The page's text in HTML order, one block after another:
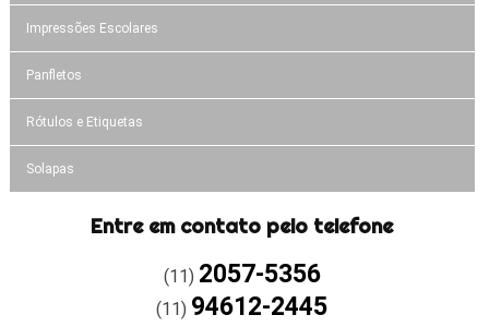
Impressões Escolares
Panfletos
Rótulos e Etiquetas
Solapas
Entre em contato pelo telefone
(11) 2057-5356
(11) 94612-2445